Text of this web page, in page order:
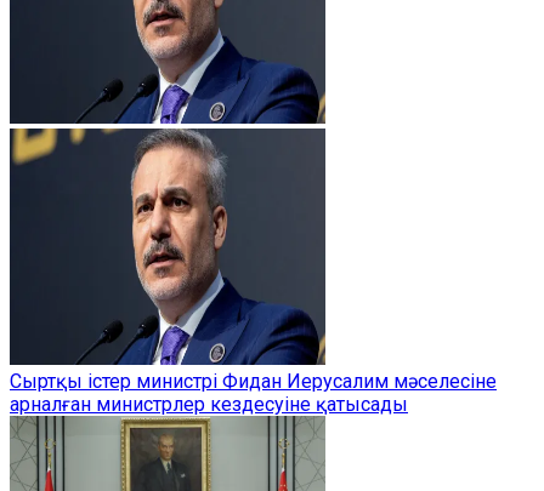
Сыртқы істер министрі Фидан Иерусалим мәселесіне
арналған министрлер кездесуіне қатысады